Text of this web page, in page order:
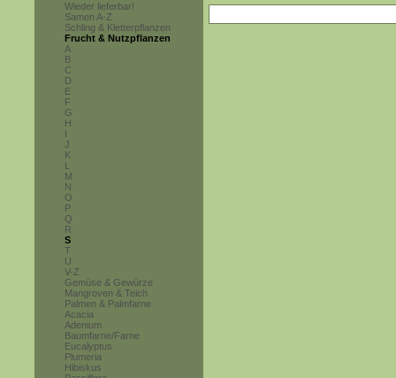
Wieder lieferbar!
Samen A-Z
Schling & Kletterpflanzen
Frucht & Nutzpflanzen
A
B
C
D
E
F
G
H
I
J
K
L
M
N
O
P
Q
R
S
T
U
V-Z
Gemüse & Gewürze
Mangroven & Teich
Palmen & Palmfarne
Acacia
Adenium
Baumfarne/Farne
Eucalyptus
Plumeria
Hibiskus